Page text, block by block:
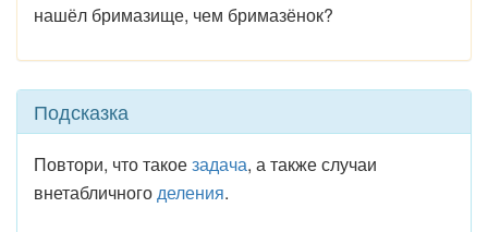
нашёл бримазище, чем бримазёнок?
Подсказка
Повтори, что такоезадача, а также случаи
внетабличного деления.